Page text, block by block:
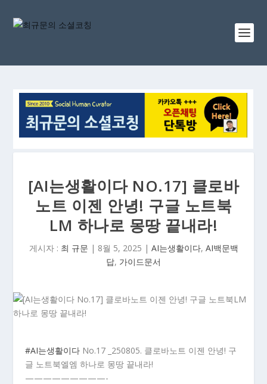
[AI는생활이다 NO.17] 클로바
노트 이젠 안녕! 구글 노트북
LM 하나로 몽땅 끝내라!
게시자 : 최 규문 | 8월 5, 2025 | AI는생활이다, AI백문백
답, 가이드문서
#AI는생활이다 No.17 _250805. 클로바노트 이젠 안녕! 구
글 노트북엘엠 하나로 몽땅 끝내라!
—————————-